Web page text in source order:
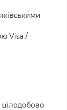
Visa /